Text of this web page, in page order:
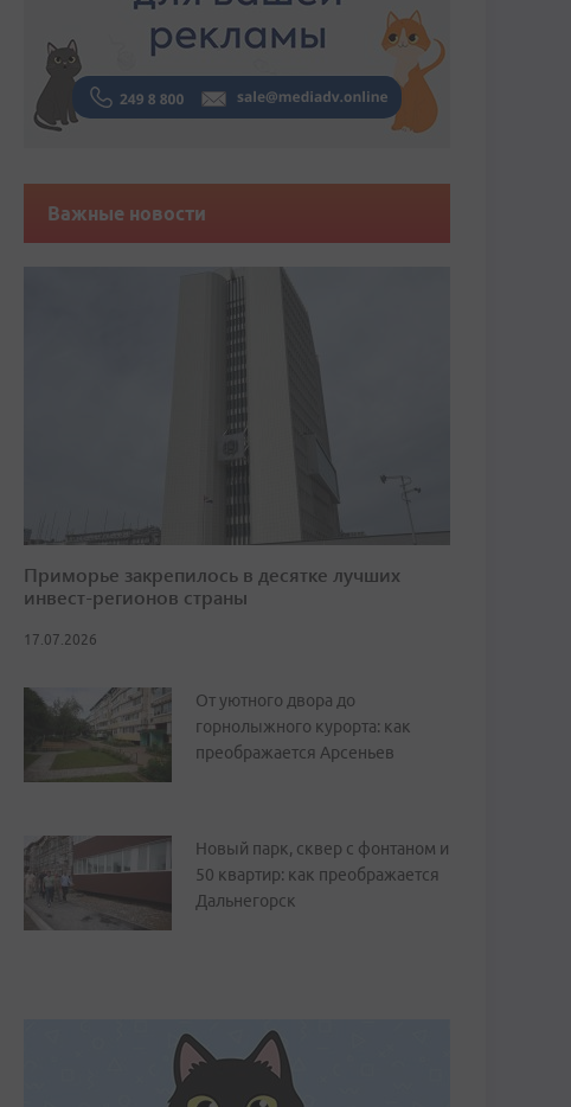
Важные новости
Приморье закрепилось в десятке лучших
инвест-регионов страны
17.07.2026
От уютного двора до
горнолыжного курорта: как
преображается Арсеньев
Новый парк, сквер с фонтаном и
50 квартир: как преображается
Дальнегорск